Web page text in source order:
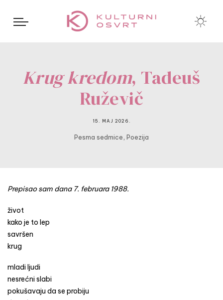
Krug kredom, Tadeuš
Ruževič
15. MAJ 2026.
Pesma sedmice, Poezija
Prepisao sam dana 7. februara 1988.
život
kako je to lep
savršen
krug
mladi ljudi
nesrećni slabi
pokušavaju da se probiju